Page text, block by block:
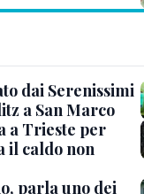
dai Serenissimi
a San Marco
a Trieste per
il caldo non
parla uno dei